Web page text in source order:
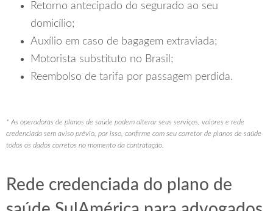
Retorno antecipado do segurado ao seu
domicílio;
Auxílio em caso de bagagem extraviada;
Motorista substituto no Brasil;
Reembolso de tarifa por passagem perdida.
* As operadoras de planos de saúde podem alterar seus serviços, valores e rede
credenciada sem aviso prévio, por isso, confirme com seu corretor de planos de saúde
todos os dados corretos no momento da contratação.
Rede credenciada do plano de